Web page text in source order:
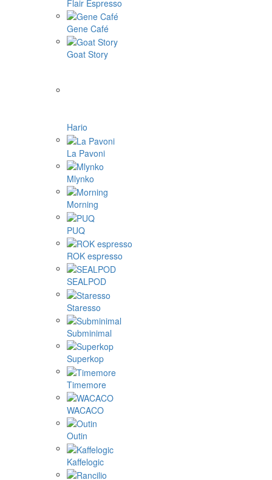
Flair Espresso
Gene Café
Goat Story
Hario
La Pavoni
Mlynko
Morning
PUQ
ROK espresso
SEALPOD
Staresso
Subminimal
Superkop
Timemore
WACACO
Outin
Kaffelogic